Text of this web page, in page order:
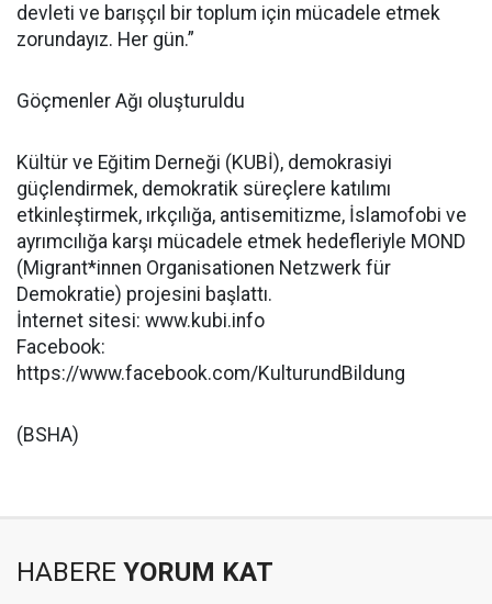
devleti ve barışçıl bir toplum için mücadele etmek
zorundayız. Her gün.”
Göçmenler Ağı oluşturuldu
Kültür ve Eğitim Derneği (KUBİ), demokrasiyi
güçlendirmek, demokratik süreçlere katılımı
etkinleştirmek, ırkçılığa, antisemitizme, İslamofobi ve
ayrımcılığa karşı mücadele etmek hedefleriyle MOND
(Migrant*innen Organisationen Netzwerk für
Demokratie) projesini başlattı.
İnternet sitesi: www.kubi.info
Facebook:
https://www.facebook.com/KulturundBildung
(BSHA)
HABERE YORUM KAT